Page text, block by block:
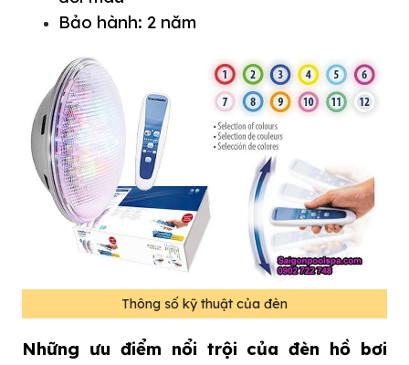
Bảo hành: 2 năm
Thông số kỹ thuật của đèn
Những ưu điểm nổi trội của đèn hồ bơi